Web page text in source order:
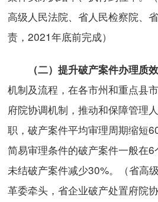
高级人民法院、省人民检察院、
责，2021年底前完成）
（二）提升破产案件办理质效
机制及流程，在各市州和重点县
府院协调机制，推动和保障管理
职，破产案件平均审理周期缩短
简易审理条件的破产案件一般在
未结破产案件减少30%。（省高
革委牵头，省企业破产处置府院